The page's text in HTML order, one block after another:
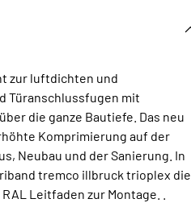
zur luftdichten und
Türanschlussfugen mit
die ganze Bautiefe. Das neu
Komprimierung auf der
Neubau und der Sanierung. In
tremco illbruck trioplex die
Leitfaden zur Montage. .